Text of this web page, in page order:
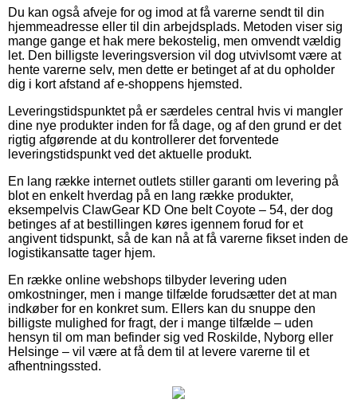
Du kan også afveje for og imod at få varerne sendt til din
hjemmeadresse eller til din arbejdsplads. Metoden viser sig
mange gange et hak mere bekostelig, men omvendt vældig
let. Den billigste leveringsversion vil dog utvivlsomt være at
hente varerne selv, men dette er betinget af at du opholder
dig i kort afstand af e-shoppens hjemsted.
Leveringstidspunktet på er særdeles central hvis vi mangler
dine nye produkter inden for få dage, og af den grund er det
rigtig afgørende at du kontrollerer det forventede
leveringstidspunkt ved det aktuelle produkt.
En lang række internet outlets stiller garanti om levering på
blot en enkelt hverdag på en lang række produkter,
eksempelvis ClawGear KD One belt Coyote – 54, der dog
betinges af at bestillingen køres igennem forud for et
angivent tidspunkt, så de kan nå at få varerne fikset inden de
logistikansatte tager hjem.
En række online webshops tilbyder levering uden
omkostninger, men i mange tilfælde forudsætter det at man
indkøber for en konkret sum. Ellers kan du snuppe den
billigste mulighed for fragt, der i mange tilfælde – uden
hensyn til om man befinder sig ved Roskilde, Nyborg eller
Helsinge – vil være at få dem til at levere varerne til et
afhentningssted.